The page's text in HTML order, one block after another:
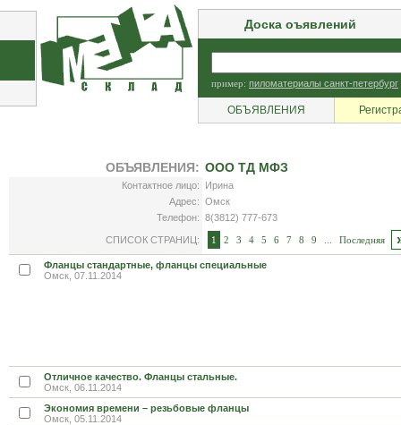
Доска оъявлений
пример: пиломатериалы санкт-петербург
ОБЪЯВЛЕНИЯ
ОБЪЯВЛЕНИЯ: ООО ТД МФЗ
Контактное лицо:
Ирина
Адрес: Омск
Телефон: 8(3812) 777-673
СПИСОК СТРАНИЦ: 1 2 3 4 5 6 7 8 9 Последняя
Фланцы стандартные, фланцы специальные
Омск, 07.11.2014
Отличное качество. Фланцы стальные.
Омск, 06.11.2014
Экономия времени – резьбовые фланцы
Омск, 05.11.2014